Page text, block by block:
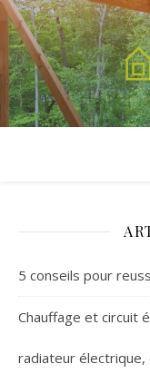
5 conseils pour
Chauffage et circuit
radiateur électrique,